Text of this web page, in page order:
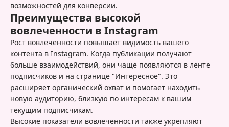
возможностей для конверсии.
Преимущества высокой
вовлеченности в Instagram
Рост вовлеченности повышает видимость вашего
контента в Instagram. Когда публикации получают
больше взаимодействий, они чаще появляются в ленте
подписчиков и на странице "Интересное". Это
расширяет органический охват и помогает находить
новую аудиторию, близкую по интересам к вашим
текущим подписчикам.
Высокие показатели вовлеченности также укрепляют